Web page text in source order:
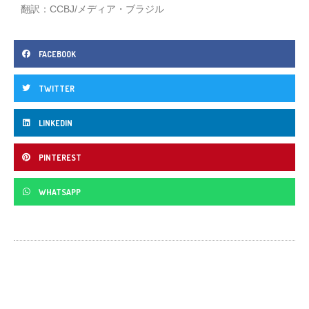
翻訳：CCBJ/メディア・ブラジル
FACEBOOK
TWITTER
LINKEDIN
PINTEREST
WHATSAPP